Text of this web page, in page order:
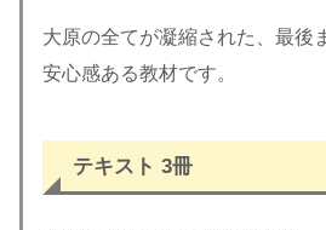
大原の全てが凝縮された、最後
安心感ある教材です。
テキスト 3冊